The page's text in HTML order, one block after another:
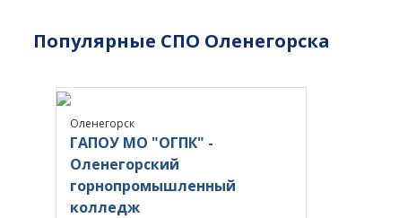
Популярные СПО Оленегорска
Оленегорск
ГАПОУ МО "ОГПК" -
Оленегорский
горнопромышленный
колледж